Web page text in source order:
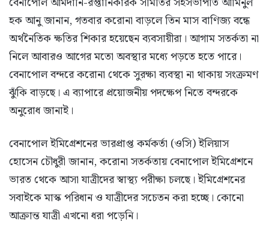
হক আনু জানান, গতবার করোনা বাড়লে তিন মাস বাণিজ্য বন্ধে
অর্থনৈতিক ক্ষতির শিকার হয়েছেন ব্যবসায়ীরা। আগাম সতর্কতা না
নিলে আবারও আগের মতো অবস্থার মধ্যে পড়তে হতে পারে।
বেনাপোল বন্দরে করোনা থেকে সুরক্ষা ব্যবস্থা না থাকায় সংক্রমণ
ঝুঁকি বাড়ছে। এ ব্যাপারে প্রয়োজনীয় পদক্ষেপ নিতে বন্দরকে
অনুরোধ জানাই।
বেনাপোল ইমিগ্রেশনের ভারপ্রাপ্ত কর্মকর্তা (ওসি) ইলিয়াস
হোসেন চৌধুরী জানান, করোনা সতর্কতায় বেনাপোল ইমিগ্রেশনে
ভারত থেকে আসা যাত্রীদের স্বাস্থ্য পরীক্ষা চলছে। ইমিগ্রেশনের
সবাইকে মাস্ক পরিধান ও যাত্রীদের সচেতন করা হচ্ছে। কোনো
আক্রান্ত যাত্রী এখনো ধরা পড়েনি।